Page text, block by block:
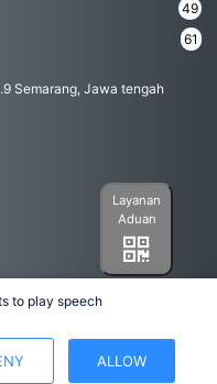
49
61
Semarang, Jawa tengah
Layanan
Aduan
to play speech
ALLOW